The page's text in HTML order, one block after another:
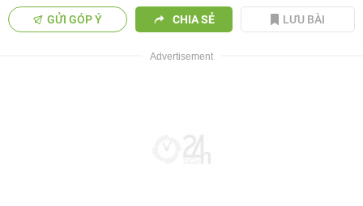
GỬI GÓP Ý CHIA SẺ LƯU BÀI